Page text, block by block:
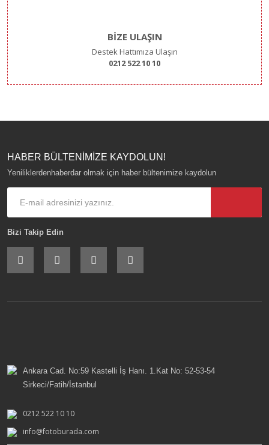
BİZE ULAŞIN
Destek Hattımıza Ulaşın
0212 522 10 10
HABER BÜLTENİMİZE KAYDOLUN!
Yeniliklerdenhaberdar olmak için haber bültenimize kaydolun
Bizi Takip Edin
Ankara Cad. No:59 Kastelli İş Hanı. 1.Kat No: 52-53-54
Sirkeci/Fatih/İstanbul
0212 522 10 10
info@fotoburada.com